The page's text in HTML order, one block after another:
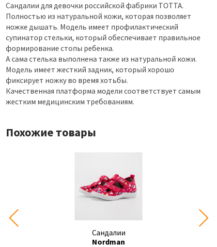
Сандалии для девочки российской фабрики ТОТТА.
Полностью из натуральной кожи, которая позволяет
ножке дышать. Модель имеет профилактический
супинатор стельки, который обеспечивает правильное
формирование стопы ребенка.
А сама стелька выполнена также из натуральной кожи.
Модель имеет жесткий задник, который хорошо
фиксирует ножку во время хотьбы.
Качественная платформа модели соответствует самым
жестким медицинским требованиям.
Похожие товары
Сандалии
Nordman